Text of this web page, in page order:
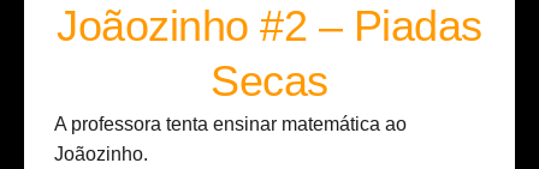
Joãozinho #2 – Piadas
Secas
A professora tenta ensinar matemática ao
Joãozinho.